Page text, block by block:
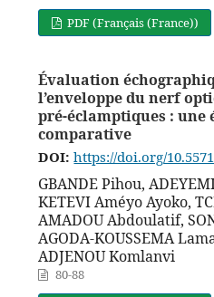
PDF (Français (France))
Évaluation
l’enveloppe du nerf
pré-éclamptiques : une
comparative
DOI: https://doi.org/
GBANDE Pihou,
KETEVI Améyo Ayoko,
AMADOU Abdoulatif,
AGODA-KOUSSEMA
ADJENOU Komlanvi
80-88